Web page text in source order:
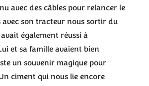
avec des câbles pour relancer le
avec son tracteur nous sortir du
également réussi à
et sa famille avaient bien
un souvenir magique pour
ciment qui nous lie encore